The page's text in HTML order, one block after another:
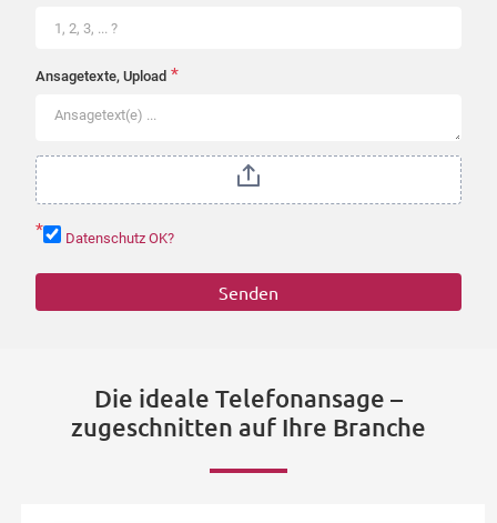
Ansagetexte, Upload *
* Datenschutz OK?
Senden
Die ideale Telefonansage –
zugeschnitten auf Ihre Branche